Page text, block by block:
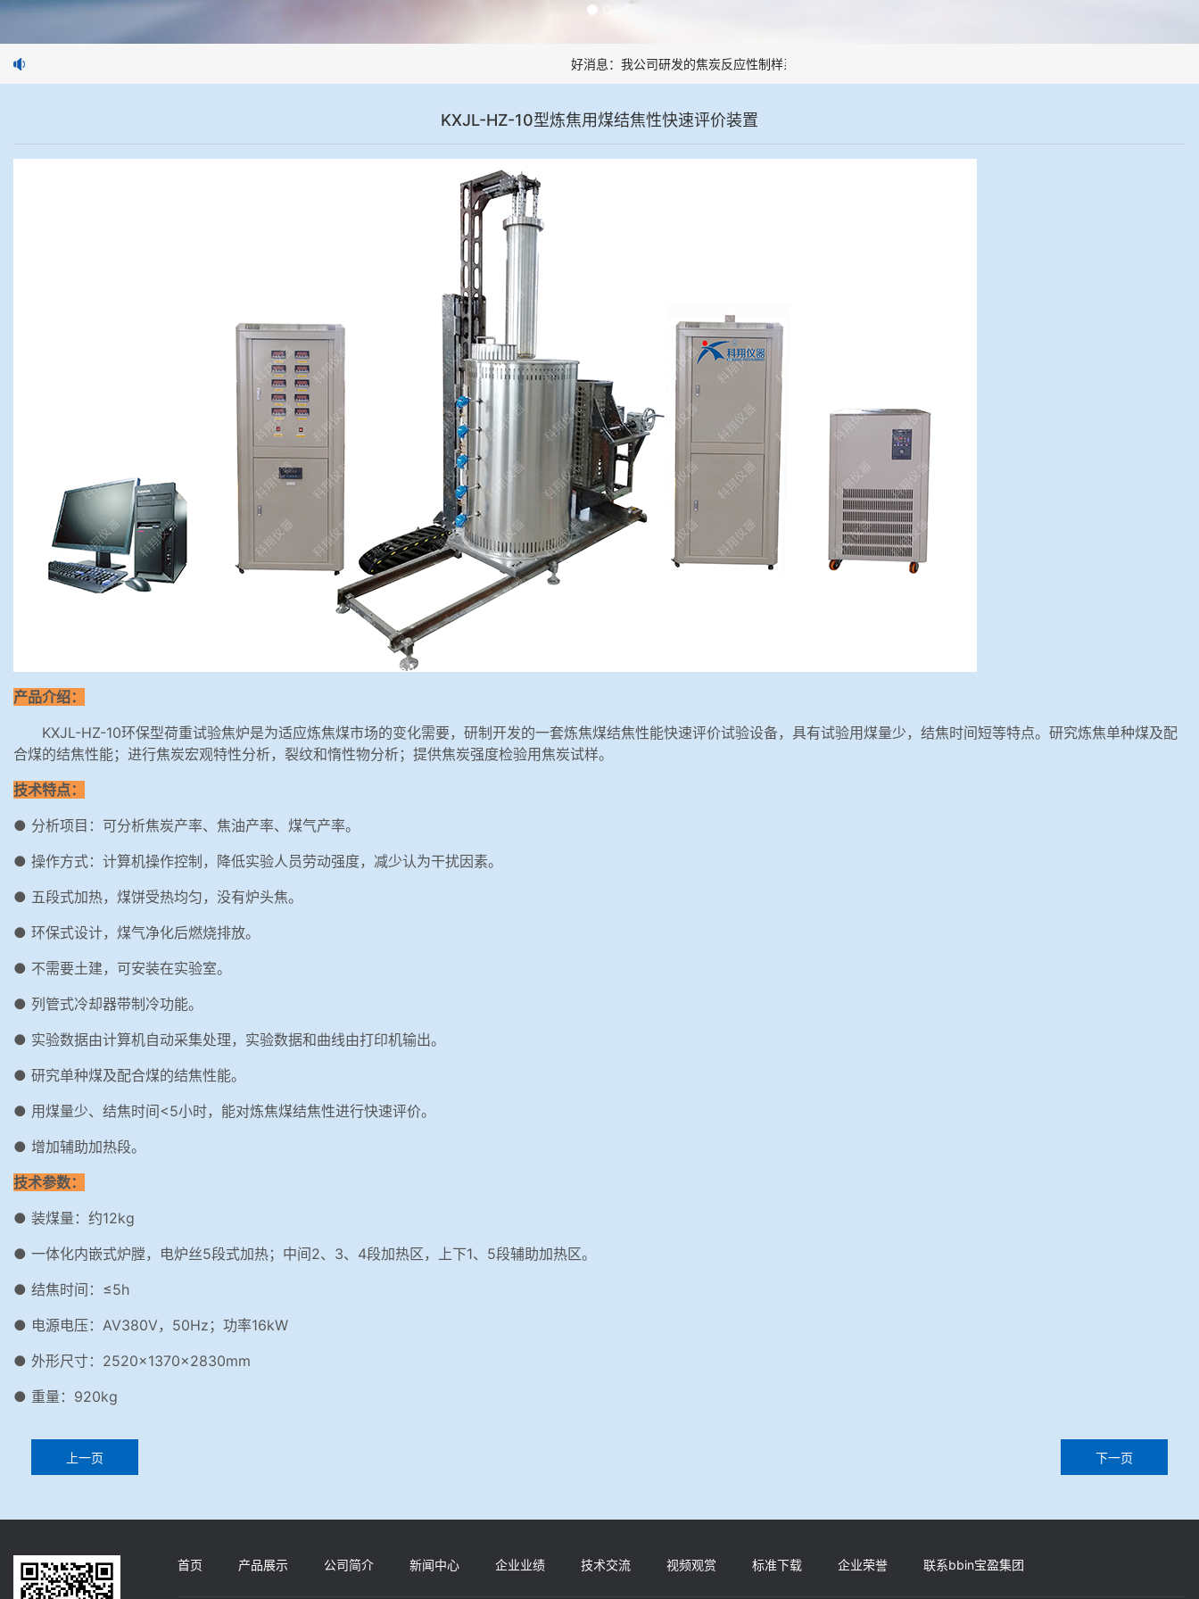
好消息：我公司研发的焦炭反应性制样系统，全部制样过程机械化操作，没有人为误差，焦球形状与人工制焦球法一
KXJL-HZ-10型炼焦用煤结焦性快速评价装置
产品介绍：
KXJL-HZ-10环保型荷重试验焦炉是为适应炼焦煤市场的变化需要，研制开发的一套炼焦煤结焦性能快速评价试验设备，具有试验用煤量少，结焦时间短等特点。研究炼焦单种煤及配
合煤的结焦性能；进行焦炭宏观特性分析，裂纹和惰性物分析；提供焦炭强度检验用焦炭试样。
技术特点：
● 分析项目：可分析焦炭产率、焦油产率、煤气产率。
● 操作方式：计算机操作控制，降低实验人员劳动强度，减少认为干扰因素。
● 五段式加热，煤饼受热均匀，没有炉头焦。
● 环保式设计，煤气净化后燃烧排放。
● 不需要土建，可安装在实验室。
● 列管式冷却器带制冷功能。
● 实验数据由计算机自动采集处理，实验数据和曲线由打印机输出。
● 研究单种煤及配合煤的结焦性能。
● 用煤量少、结焦时间<5小时，能对炼焦煤结焦性进行快速评价。
● 增加辅助加热段。
技术参数：
● 装煤量：约12kg
● 一体化内嵌式炉膛，电炉丝5段式加热；中间2、3、4段加热区，上下1、5段辅助加热区。
● 结焦时间：≤5h
● 电源电压：AV380V，50Hz；功率16kW
● 外形尺寸：2520×1370×2830mm
● 重量：920kg
上一页 下一页
首页 产品展示 公司简介 新闻中心 企业业绩 技术交流 视频观赏 标准下载 企业荣誉 联系bbin宝盈集团